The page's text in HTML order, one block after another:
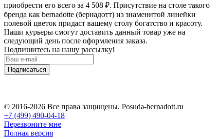
приобрести его всего за 4 508 ₽. Присутствие на столе такого
бренда как bernadotte (бернадотт) из знаменитой линейки
полевой цветок придаст вашему столу богатство и красоту.
Наши курьеры смогут доставить данный товар уже на
следующий день после оформления заказа.
Подпишитесь на нашу рассылку!
Подписаться
© 2016-2026 Все права защищены. Posuda-bernadott.ru
+7 (499) 490-04-18
Перезвоните мне
Полная версия